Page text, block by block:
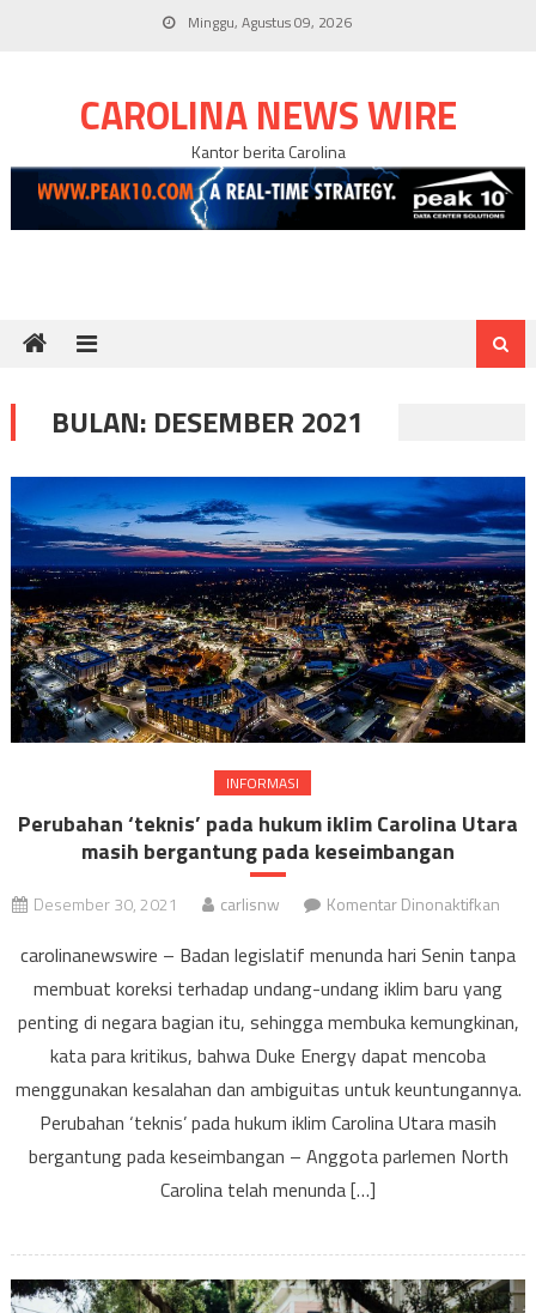
Minggu, Agustus 09, 2026
CAROLINA NEWS WIRE
Kantor berita Carolina
BULAN: DESEMBER 2021
INFORMASI
Perubahan ‘teknis’ pada hukum iklim Carolina Utara
masih bergantung pada keseimbangan
Desember 30, 2021 carlisnw Komentar Dinonaktifkan
pada
carolinanewswire – Badan legislatif menunda hari Senin tanpa
membuat koreksi terhadap undang-undang iklim baru yang
penting di negara bagian itu, sehingga membuka kemungkinan,
kata para kritikus, bahwa Duke Energy dapat mencoba
menggunakan kesalahan dan ambiguitas untuk keuntungannya.
Perubahan ‘teknis’ pada hukum iklim Carolina Utara masih
bergantung pada keseimbangan – Anggota parlemen North
Carolina telah menunda […]